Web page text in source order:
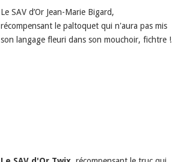
Le SAV d’Or Jean-Marie Bigard,
récompensant le paltoquet qui n'aura pas mis
son langage fleuri dans son mouchoir, fichtre !